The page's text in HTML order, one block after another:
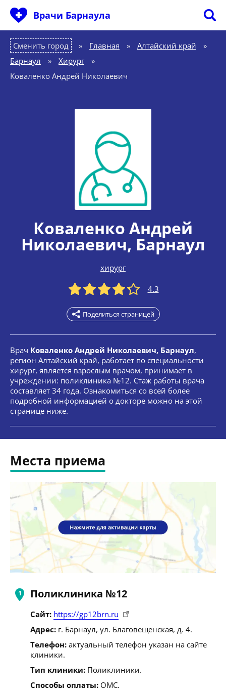
Врачи Барнаула
Сменить город Главная » Алтайский край
»
Барнаул
» Хирург
»
Коваленко Андрей Николаевич
Коваленко Андрей
Николаевич, Барнаул
хирург
4.3
Поделиться страницей
Врач Коваленко Андрей Николаевич, Барнаул,
регион Алтайский край, работает по специальности
хирург, является взрослым врачом, принимает в
учреждении: поликлиника №12. Стаж работы врача
составляет 34 года. Ознакомиться со всей более
подробной информацией о докторе можно на этой
странице ниже.
Места приема
Поликлиника №12
Сайт: https://gp12brn.ru
Адрес: г. Барнаул, ул. Благовещенская, д. 4.
Телефон: актуальный телефон указан на сайте
клиники.
Тип клиники: Поликлиники.
Способы оплаты: ОМС.